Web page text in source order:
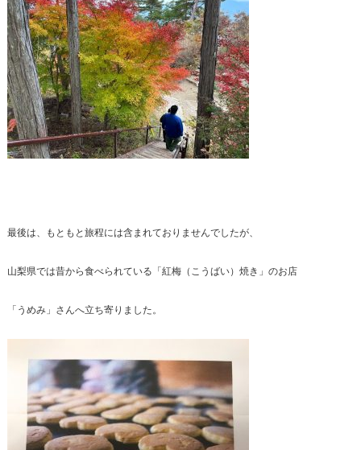
最後は、もともと旅程には含まれておりませんでしたが、
山梨県では昔から食べられている「紅梅（こうばい）焼き」のお店
「うめみ」さんへ立ち寄りました。